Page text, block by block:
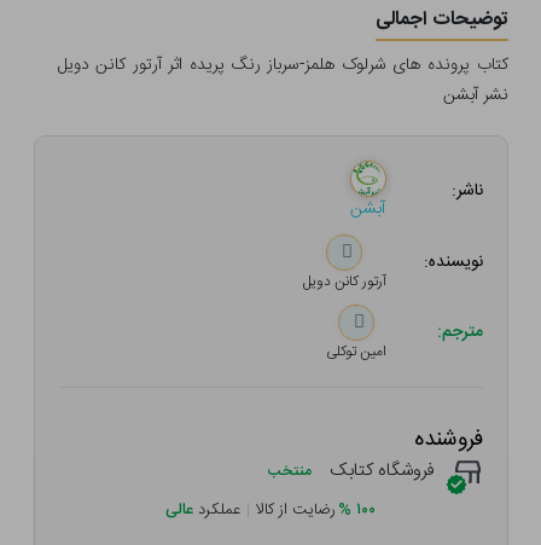
توضیحات اجمالی
کتاب پرونده های شرلوک هلمز-سرباز رنگ پریده اثر آرتور کانن دویل
نشر آبشن
ناشر:
آبشن
نویسنده:
آرتور کانن دویل
مترجم:
امین توکلی
فروشنده
فروشگاه کتابک منتخب
۱۰۰ %رضایت از کالا | عملکرد عالی